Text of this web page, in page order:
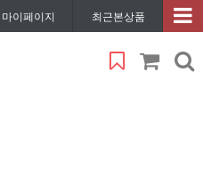
마이페이지 최근본상품